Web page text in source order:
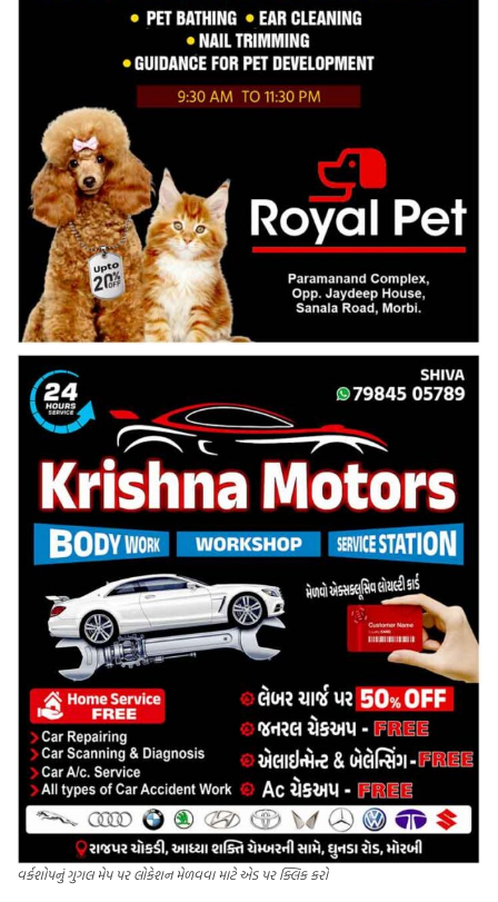
વર્કશોપનું ગુગલ મેપ પર લોકેશન મેળવવા માટે એડ પર ક્લિક કરો